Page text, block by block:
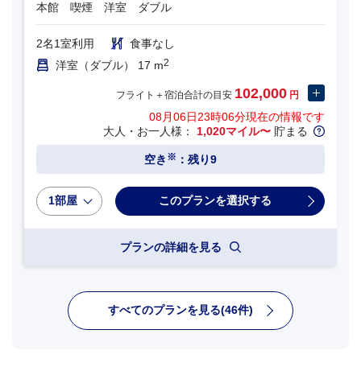
本館 喫煙 洋室 ダブル
2名1室利用
食事なし
洋室（ダブル） 17 m2
フライト＋宿泊合計の目安 102,000 円
08月06日23時06分現在の情報です
大人・お一人様： 1,020マイル〜 貯まる
空き ※ ：残り9
1部屋
プランの詳細を見る
すべてのプランを見る(46件)